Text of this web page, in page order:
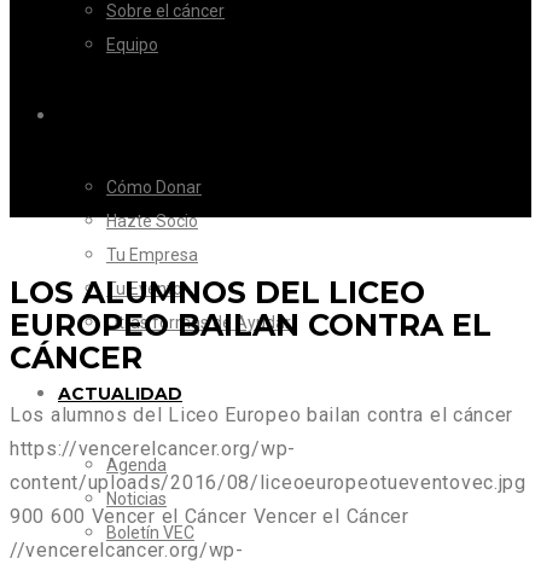
Sobre el cáncer
Equipo
Cómo Donar
Hazte Socio
Tu Empresa
Tu Evento
Otras formas de Ayudar
ACTUALIDAD
Agenda
Noticias
Boletín VEC
LOS ALUMNOS DEL LICEO
EUROPEO BAILAN CONTRA EL
CÁNCER
Los alumnos del Liceo Europeo bailan contra el cáncer
https://vencerelcancer.org/wp-
content/uploads/2016/08/liceoeuropeotueventovec.jpg
900 600 Vencer el Cáncer Vencer el Cáncer
//vencerelcancer.org/wp-